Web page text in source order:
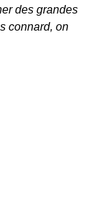
des grandes
connard, on